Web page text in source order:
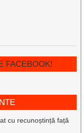
FACEBOOK!
cu recunoștință față